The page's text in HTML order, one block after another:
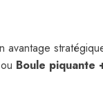
Boule piquante